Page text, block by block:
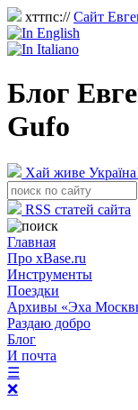
хттпс://Сайт
Блог
Gufo
Хай живе
RSS статей сайта
Главная
Про xBase.ru
Инструменты
Поездки
Архивы «Эха
Раздаю добро
Блог
И почта
☰
❌